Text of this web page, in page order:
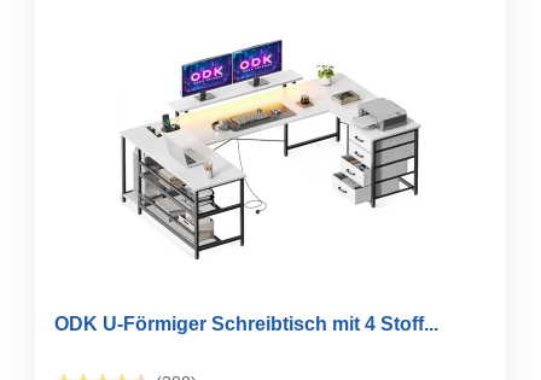
ODK U-Förmiger Schreibtisch mit 4 Stoff...